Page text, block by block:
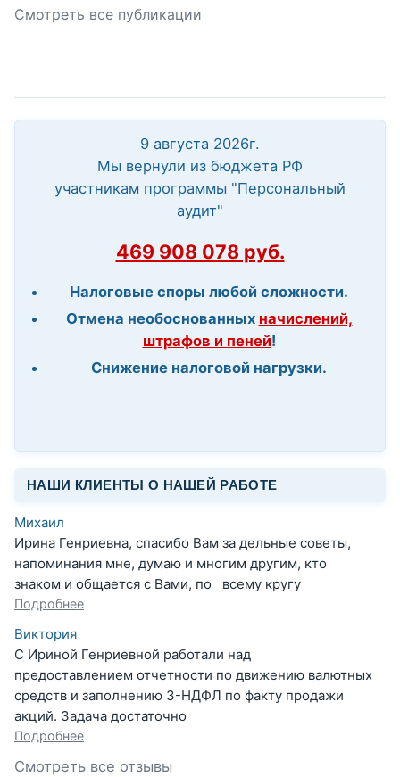
Смотреть все публикации
9 августа 2026г.
Мы вернули из бюджета РФ
участникам программы "Персональный
аудит"
469 908 078 руб.
Налоговые споры любой сложности.
Отмена необоснованных начислений,
штрафов и пеней!
Снижение налоговой нагрузки.
НАШИ КЛИЕНТЫ О НАШЕЙ РАБОТЕ
Михаил
Ирина Генриевна, спасибо Вам за дельные советы,
напоминания мне, думаю и многим другим, кто
знаком и общается с Вами, по всему кругу
Подробнее
Виктория
С Ириной Генриевной работали над
предоставлением отчетности по движению валютных
средств и заполнению 3-НДФЛ по факту продажи
акций. Задача достаточно
Подробнее
Смотреть все отзывы